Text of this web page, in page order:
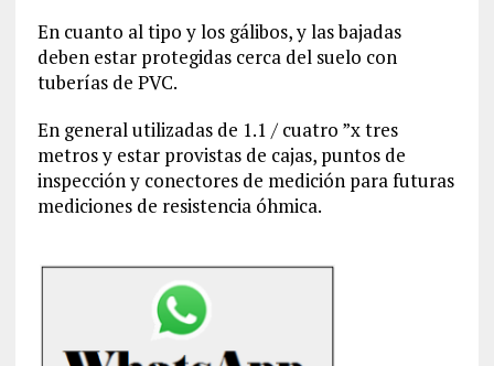
En cuanto al tipo y los gálibos, y las bajadas
deben estar protegidas cerca del suelo con
tuberías de PVC.
En general utilizadas de 1.1 / cuatro ”x tres
metros y estar provistas de cajas, puntos de
inspección y conectores de medición para futuras
mediciones de resistencia óhmica.